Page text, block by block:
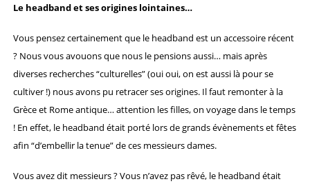
Le headband et ses origines lointaines…
Vous pensez certainement que le headband est un accessoire récent
? Nous vous avouons que nous le pensions aussi… mais après
diverses recherches “culturelles” (oui oui, on est aussi là pour se
cultiver !) nous avons pu retracer ses origines. Il faut remonter à la
Grèce et Rome antique… attention les filles, on voyage dans le temps
! En effet, le headband était porté lors de grands évènements et fêtes
afin “d’embellir la tenue” de ces messieurs dames.
Vous avez dit messieurs ? Vous n’avez pas rêvé, le headband était